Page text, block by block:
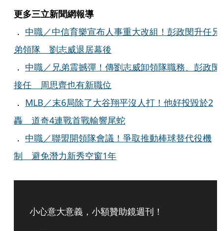
更多三立新聞網報導
． 中職／中信育樂宣布人事重大改組！彭政閔升任兄
弟領隊 劉志威退居幕後
． 中職／兄弟震撼彈！傳劉志威卸領隊職務、彭政閔
接任 周思齊也有新職位
． MLB／末6局除了大谷翔平沒人打！他好投毀於2
轟 道奇4連戰首戰輸響尾蛇
． 中職／聯盟開領隊會議！爭取推動棒球替代役機
制 避免潛力新秀空窗1年
小心意大意義，小額贊助鏡週刊！